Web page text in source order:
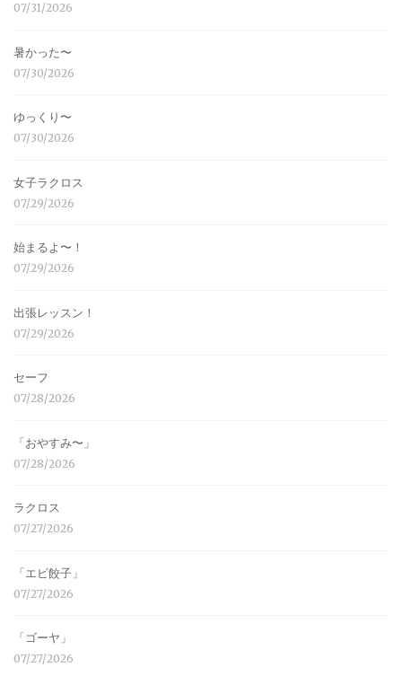
07/31/2026
暑かった〜
07/30/2026
ゆっくり〜
07/30/2026
女子ラクロス
07/29/2026
始まるよ〜！
07/29/2026
出張レッスン！
07/29/2026
セーフ
07/28/2026
「おやすみ〜」
07/28/2026
ラクロス
07/27/2026
「エビ餃子」
07/27/2026
「ゴーヤ」
07/27/2026